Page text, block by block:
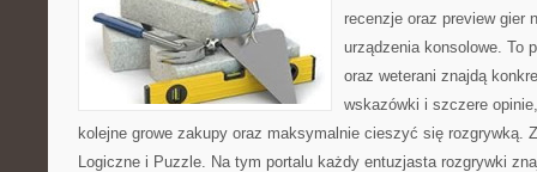
recenzje oraz preview gier
urządzenia konsolowe. To
oraz weterani znajdą
wskazówki i szczere
kolejne growe zakupy oraz maksymalnie cieszyć się rozgrywką.
Logiczne i Puzzle. Na tym portalu każdy entuzjasta rozgrywki